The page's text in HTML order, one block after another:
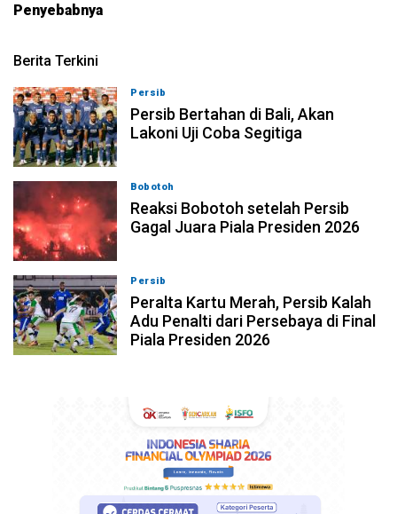
Penyebabnya
Berita Terkini
Persib
Persib Bertahan di Bali, Akan
Lakoni Uji Coba Segitiga
Bobotoh
Reaksi Bobotoh setelah Persib
Gagal Juara Piala Presiden 2026
Persib
Peralta Kartu Merah, Persib Kalah
Adu Penalti dari Persebaya di Final
Piala Presiden 2026